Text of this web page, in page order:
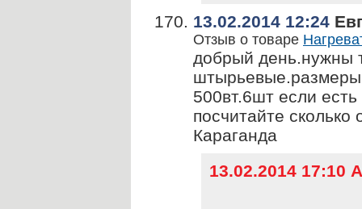
13.02.2014 12:24
Отзыв о товаре
добрый день.нужны
500вт.6шт если
посчитайте сколько
Караганда
13.02.2014 17:10